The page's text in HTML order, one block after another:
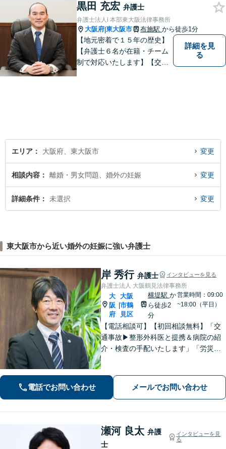
駅前店５階】お悩みは【弁護
士法人ｉ 東大阪法律事務所】
におまかせください！
黒田 充宏 弁護士
弁護士法人i 本部東大阪法律事務所
大阪府|東大阪市 布施駅 から徒歩1分
【地元密着で１５年の歴史】
【弁護士６名が在籍・チーム
制で対応いたします】【交通
詳細を見
る
エリア 大阪府、東大阪市 変更
相談内容 離婚・男女問題、婚外の妊娠 変更
詳細条件 未選択 変更
東大阪市から近い婚外の妊娠に強い弁護士
岸 秀行 弁護士 インタビューを見る
弁護士法人 大阪鶴見法律事務所
大
阪
府
|
大阪
市鶴
見区
横堤駅 か
ら徒歩2
分
営業時間：09:00
~18:00（平日）
【電話相談可】【初回相談無料】「交
通事故▶︎整形外科医と提携＆病院の紹
介・検査の手配いたします」「労災の
ます。法律問題だけではないトータル
サポートを目指します【セカンドオピ
電話でお問い合わせ メールでお問い合わせ
瀬河 良太 弁護
士
インタビューを見
る